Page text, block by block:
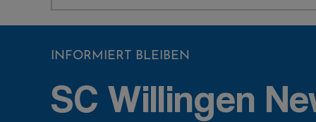
INFORMIERT BLEIBEN
SC Willingen